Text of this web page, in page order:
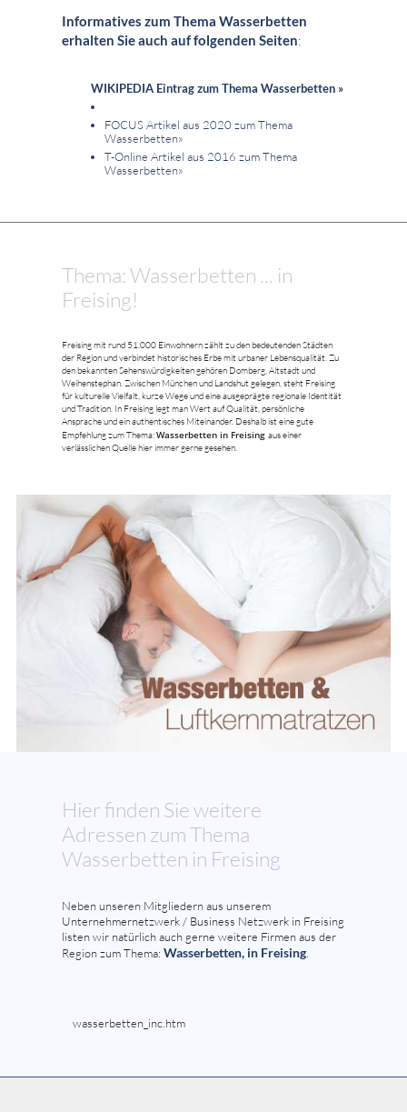
Informatives zum Thema Wasserbetten
erhalten Sie auch auf folgenden Seiten:
WIKIPEDIA Eintrag zum Thema Wasserbetten »
FOCUS Artikel aus 2020 zum Thema
Wasserbetten»
T-Online Artikel aus 2016 zum Thema
Wasserbetten»
Thema: Wasserbetten ... in
Freising!
Freising mit rund 51.000 Einwohnern zählt zu den bedeutenden Städten
der Region und verbindet historisches Erbe mit urbaner Lebensqualität. Zu
den bekannten Sehenswürdigkeiten gehören Domberg, Altstadt und
Weihenstephan. Zwischen München und Landshut gelegen, steht Freising
für kulturelle Vielfalt, kurze Wege und eine ausgeprägte regionale Identität
und Tradition. In Freising legt man Wert auf Qualität, persönliche
Ansprache und ein authentisches Miteinander. Deshalb ist eine gute
Empfehlung zum Thema:Wasserbetten in Freising aus einer
verlässlichen Quelle hier immer gerne gesehen.
Hier finden Sie weitere
Adressen zum Thema
Wasserbetten in Freising
Neben unseren Mitgliedern aus unserem
Unternehmernetzwerk / Business Netzwerk in Freising
listen wir natürlich auch gerne weitere Firmen aus der
Region zum Thema: Wasserbetten, in Freising
wasserbetten_inc.htm